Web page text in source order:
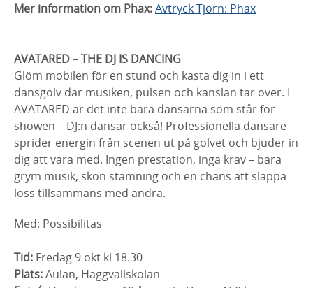
Mer information om Phax:Avtryck Tjörn: Phax
AVATARED – THE DJ IS DANCING
Glöm mobilen för en stund och kasta dig in i ett
dansgolv där musiken, pulsen och känslan tar över. I
AVATARED är det inte bara dansarna som står för
showen – DJ:n dansar också! Professionella dansare
sprider energin från scenen ut på golvet och bjuder in
dig att vara med. Ingen prestation, inga krav – bara
grym musik, skön stämning och en chans att släppa
loss tillsammans med andra.
Med: Possibilitas
Tid: Fredag 9 okt kl 18.30
Plats:Aulan, Häggvallskolan